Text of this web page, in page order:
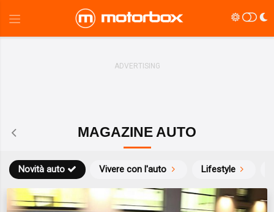
MAGAZINE AUTO
Novità auto Vivere con l'auto Lifestyle